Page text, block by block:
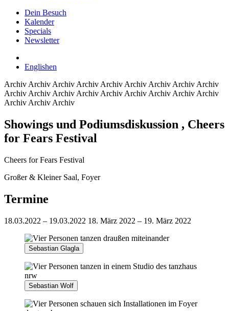
Dein Besuch
Kalender
Specials
Newsletter
Englishen
Archiv Archiv Archiv Archiv Archiv Archiv Archiv Archiv Archiv
Archiv Archiv Archiv Archiv Archiv Archiv Archiv Archiv Archiv
Archiv Archiv Archiv
Showings und Podiumsdiskussion , Cheers
for Fears Festival
Cheers for Fears Festival
Großer & Kleiner Saal, Foyer
Termine
18.03.2022 – 19.03.2022 18. März 2022 – 19. März 2022
Sebastian Glagla
Sebastian Wolf